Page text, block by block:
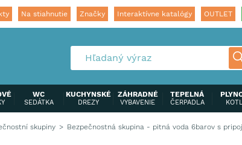
Na stiahnutie Značky Interaktívne katalógy OUTLET
WC
SEDÁTKA
KUCHYNSKÉ
DREZY
ZÁHRADNÉ
VYBAVENIE
TEPELNÁ
ČERPADLA
skupiny Bezpečnostná skupina - pitná voda 6barov s